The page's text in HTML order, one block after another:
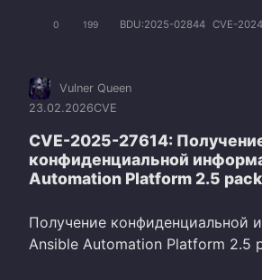
0 199 BDU:2025-02844 CVE-
Vulner Queen
23.02.2026CVE
CVE-2025-27614:
конфиденциальной
Automation Platform 2.5
Получение конфиденциальной
Ansible Automation Platform 2.5